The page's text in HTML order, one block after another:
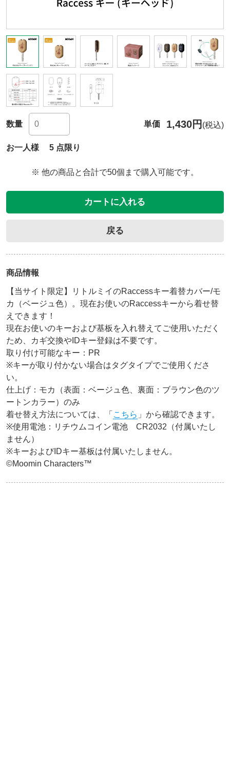
数量 単価 1,430円 (税込)
お一人様 5 点限り
※ 他の商品と合計で50個まで購入可能です。
カートに入れる
戻る
商品情報
【当サイト限定】リトルミイのRaccessキー着替カバー/モ
カ（ベージュ色）。現在お使いのRaccessキーから着せ替
えできます！
現在お使いのキーおよび基板を入れ替えてご使用いただく
ため、カギ交換やIDキー登録は不要です。
取り付け可能なキー：PR
※キーが取り付かない場合はタグタイプでご使用くださ
い。
仕上げ：モカ（表面：ベージュ色、裏面：ブラウン色のツ
ートンカラー）のみ
着せ替え方法については、「 こちら 」から確認できます。
※使用電池：リチウムコイン電池　CR2032（付属いたし
ません）
※キーおよびIDキー基板は付属いたしません。
©Moomin Characters™